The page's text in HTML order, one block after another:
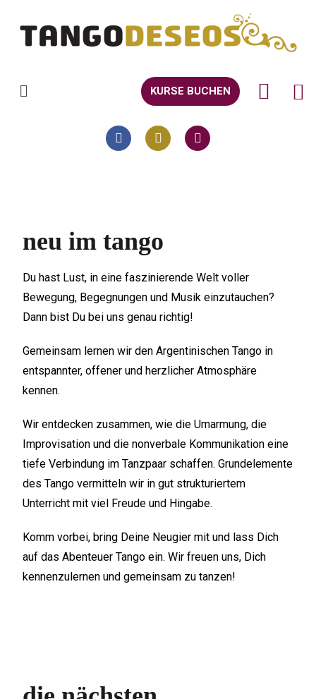
KURSE BUCHEN
neu im tango
Du hast Lust, in eine faszinierende Welt voller
Bewegung, Begegnungen und Musik einzutauchen?
Dann bist Du bei uns genau richtig!
Gemeinsam lernen wir den Argentinischen Tango in
entspannter, offener und herzlicher Atmosphäre
kennen.
Wir entdecken zusammen, wie die Umarmung, die
Improvisation und die nonverbale Kommunikation eine
tiefe Verbindung im Tanzpaar schaffen. Grundelemente
des Tango vermitteln wir in gut strukturiertem
Unterricht mit viel Freude und Hingabe.
Komm vorbei, bring Deine Neugier mit und lass Dich
auf das Abenteuer Tango ein. Wir freuen uns, Dich
kennenzulernen und gemeinsam zu tanzen!